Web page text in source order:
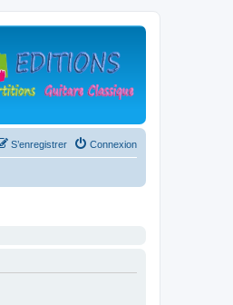
Connexion
S’enregistrer